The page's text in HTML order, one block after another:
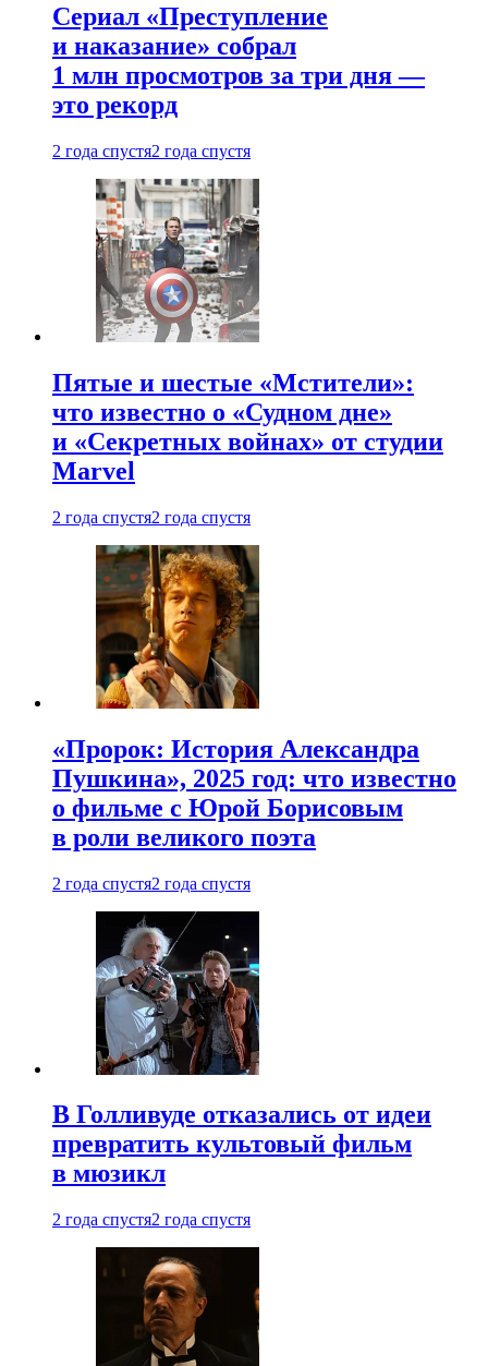
Сериал «Преступление
и наказание» собрал
1 млн просмотров за три дня —
это рекорд
2 года спустя2 года спустя
Пятые и шестые «Мстители»:
что известно о «Судном дне»
и «Секретных войнах» от студии
Marvel
2 года спустя2 года спустя
«Пророк: История Александра
Пушкина», 2025 год: что известно
о фильме с Юрой Борисовым
в роли великого поэта
2 года спустя2 года спустя
В Голливуде отказались от идеи
превратить культовый фильм
в мюзикл
2 года спустя2 года спустя